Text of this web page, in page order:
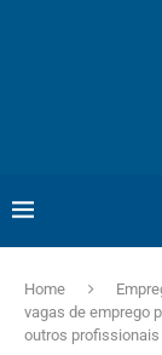
Home
vagas de emprego
outros profissionais